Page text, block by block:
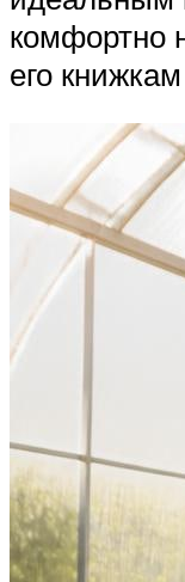
комфортно
его